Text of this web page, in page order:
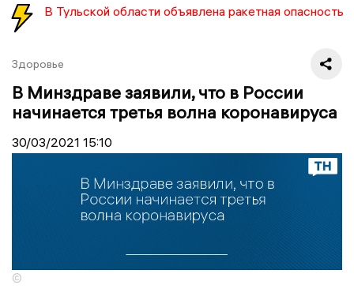
В Тульской области объявлена ракетная опасность
Здоровье
В Минздраве заявили, что в России
начинается третья волна коронавируса
30/03/2021 15:10
©